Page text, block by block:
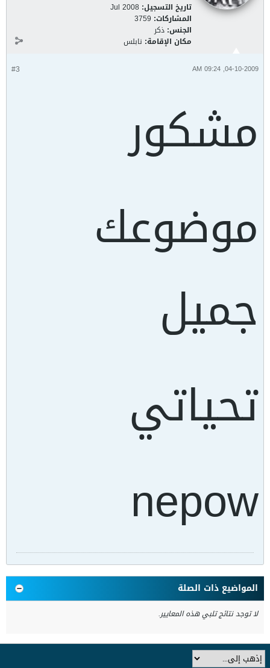
تاريخ التسجيل: Jul 2008
المشاركات: 3759
الجنس: ذكر
مكان الإقامة: نابلس
#3 04-10-2009, 09:24 AM
مشكور
موضوعك
جميل
تحياتي
nepow
المواضيع ذات الصلة
لا توجد نتائج تلبي هذه المعايير.